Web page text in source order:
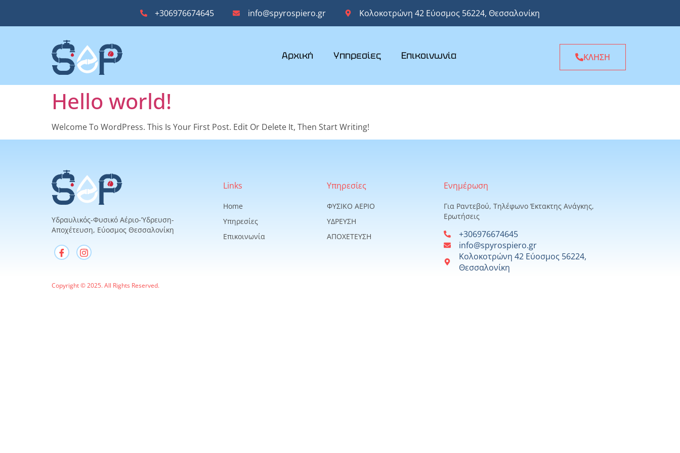
+306976674645 info@spyrospiero.gr Κολοκοτρώνη 42 Εύοσμος 56224, Θεσσαλονίκη
Αρχική Υπηρεσίες Επικοινωνία ΚΛΗΣΗ
Hello world!
Welcome To WordPress. This Is Your First Post. Edit Or Delete It, Then Start Writing!
Υδραυλικός-Φυσικό Αέριο-Ύδρευση-
Αποχέτευση, Εύοσμος Θεσσαλονίκη
Links
Home
Υπηρεσίες
Επικοινωνία
Υπηρεσίες
ΦΥΣΙΚΟ ΑΕΡΙΟ
ΥΔΡΕΥΣΗ
ΑΠΟΧΕΤΕΥΣΗ
Ενημέρωση
Για Ραντεβού, Τηλέφωνο Έκτακτης Ανάγκης,
Ερωτήσεις
+306976674645
info@spyrospiero.gr
Κολοκοτρώνη 42 Εύοσμος 56224,
Θεσσαλονίκη
Copyright © 2025. All Rights Reserved.